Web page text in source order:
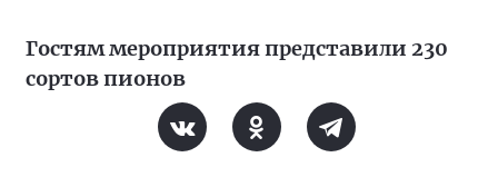
Гостям мероприятия представили 230
сортов пионов